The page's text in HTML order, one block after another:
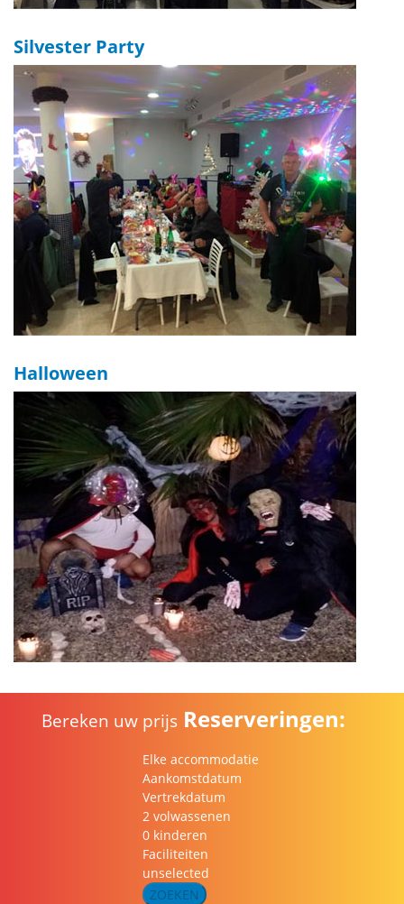
Silvester Party
Halloween
Bereken uw prijs Reserveringen:
Elke accommodatie
Aankomstdatum
Vertrekdatum
2 volwassenen
0 kinderen
Faciliteiten
unselected
ZOEKEN